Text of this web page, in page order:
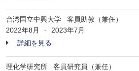
台湾国立中興大学 客員助教（兼任）
2022年8月
-
2023年7月
詳細を見る
理化学研究所 客員研究員（兼任）